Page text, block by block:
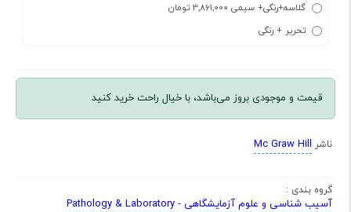
گلاسه+رنگی+ سیمی 3,861,000 تومان
تحریر + رنگی
قیمت و موجودی بروز می‌باشد، با خیال راحت خرید کنید
ناشر Mc Graw Hill
گروه بندی :
آسیب شناسی و علوم آزمایشگاهی - Pathology & Laboratory